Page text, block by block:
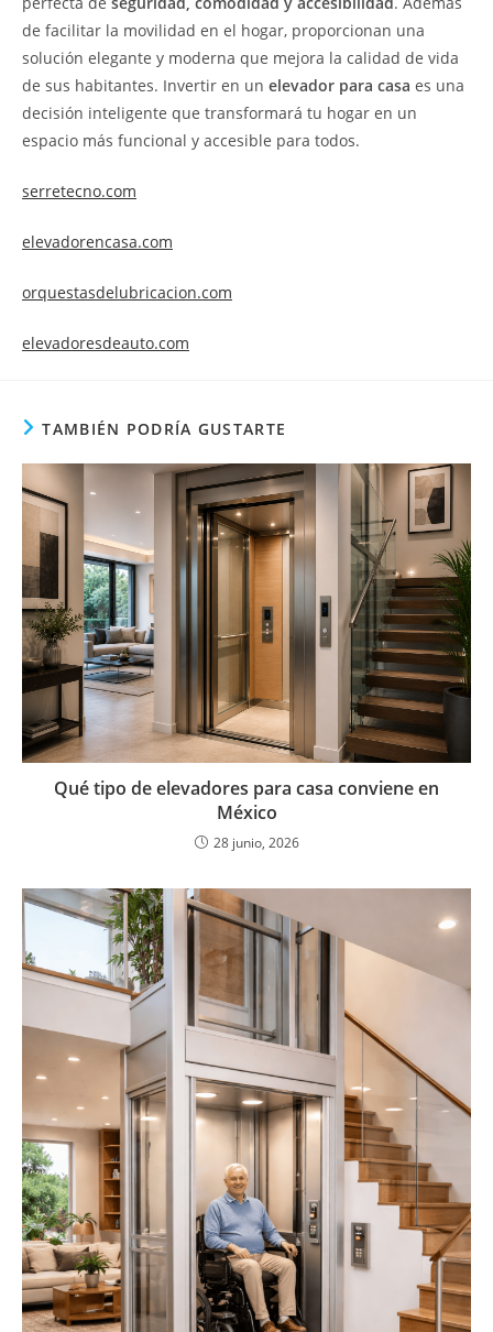
de facilitar la movilidad en el hogar, proporcionan una
solución elegante y moderna que mejora la calidad de vida
de sus habitantes. Invertir en un elevador para casa es una
decisión inteligente que transformará tu hogar en un
espacio más funcional y accesible para todos.
serretecno.com
elevadorencasa.com
orquestasdelubricacion.com
elevadoresdeauto.com
TAMBIÉN PODRÍA GUSTARTE
Qué tipo de elevadores para casa conviene en
México
28 junio, 2026